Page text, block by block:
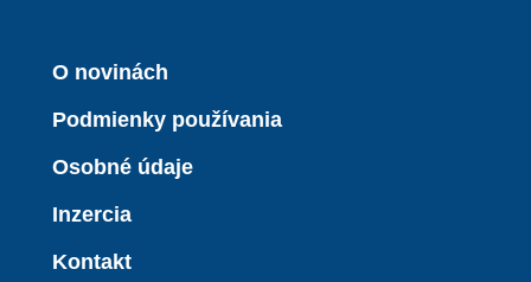
O novinách
Podmienky používania
Osobné údaje
Inzercia
Kontakt